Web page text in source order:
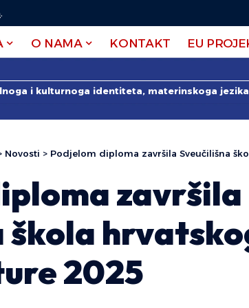
.
O NAMA KONTAKT EU
i kulturnoga identiteta, materinskoga
Novosti > Podjelom diploma završila Sveučilišna škola
završila
škola
2025